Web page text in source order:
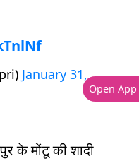
January 31,
के मोंटू की शादी
Open App